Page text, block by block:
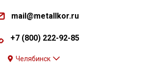
mail@metallkor.ru
+7 (800) 222-92-85
Челябинск